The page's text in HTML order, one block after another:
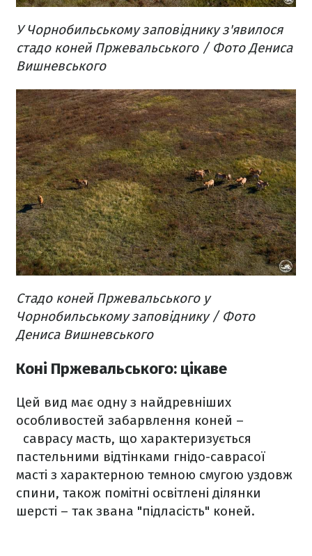
У Чорнобильському заповіднику з'явилося
стадо коней Пржевальського / Фото Дениса
Вишневського
Стадо коней Пржевальського у
Чорнобильському заповіднику / Фото
Дениса Вишневського
Коні Пржевальського: цікаве
Цей вид має одну з найдревніших
особливостей забарвлення коней –
саврасу масть, що характеризується
пастельними відтінками гнідо-саврасої
масті з характерною темною смугою уздовж
спини, також помітні освітлені ділянки
шерсті – так звана "підласість" коней.